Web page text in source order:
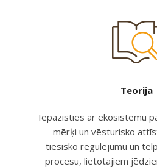
Teorija
Iepazīsties ar ekosistēmu
mērķi un vēsturisko
tiesisko regulējumu un
procesu, lietotajiem